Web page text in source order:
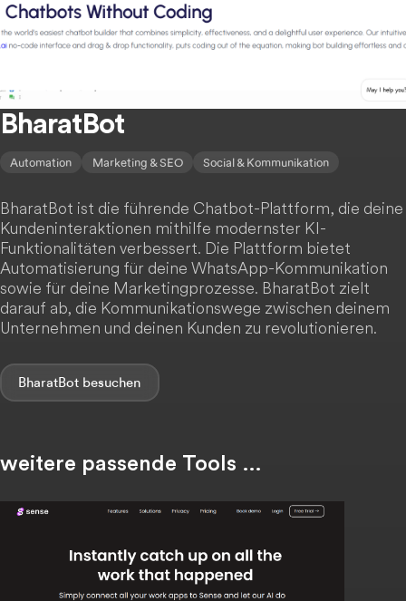
BharatBot
Automation Marketing & SEO Social & Kommunikation
BharatBot ist die führende Chatbot-Plattform, die deine
Kundeninteraktionen mithilfe modernster KI-
Funktionalitäten verbessert. Die Plattform bietet
Automatisierung für deine WhatsApp-Kommunikation
sowie für deine Marketingprozesse. BharatBot zielt
darauf ab, die Kommunikationswege zwischen deinem
Unternehmen und deinen Kunden zu revolutionieren.
BharatBot
weitere passende Tools …